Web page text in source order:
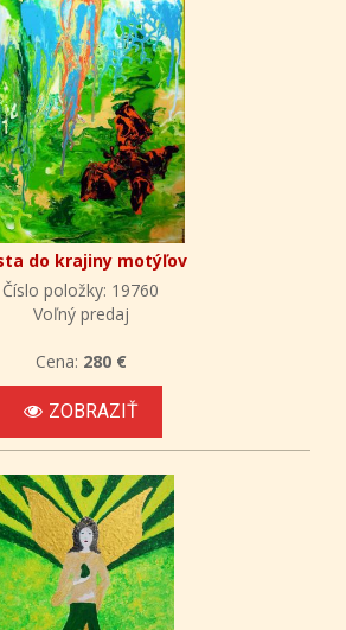
do krajiny motýľov
Číslo položky: 19760
Voľný predaj
Cena: 280 €
ZOBRAZIŤ